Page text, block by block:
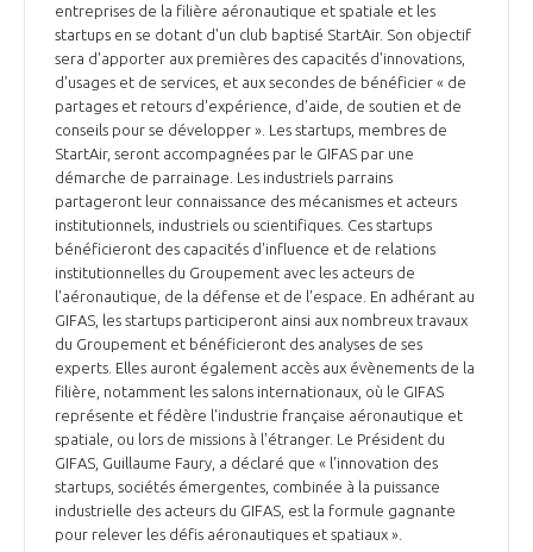
INTERNATIONALISATION
entreprises de la filière aéronautique et spatiale et les
startups en se dotant d'un club baptisé StartAir. Son objectif
sera d'apporter aux premières des capacités d'innovations,
d'usages et de services, et aux secondes de bénéficier « de
partages et retours d'expérience, d'aide, de soutien et de
conseils pour se développer ». Les startups, membres de
StartAir, seront accompagnées par le GIFAS par une
démarche de parrainage. Les industriels parrains
partageront leur connaissance des mécanismes et acteurs
institutionnels, industriels ou scientifiques. Ces startups
bénéficieront des capacités d'influence et de relations
institutionnelles du Groupement avec les acteurs de
l'aéronautique, de la défense et de l'espace. En adhérant au
GIFAS, les startups participeront ainsi aux nombreux travaux
du Groupement et bénéficieront des analyses de ses
experts. Elles auront également accès aux évènements de la
filière, notamment les salons internationaux, où le GIFAS
représente et fédère l'industrie française aéronautique et
spatiale, ou lors de missions à l'étranger. Le Président du
GIFAS, Guillaume Faury, a déclaré que « l'innovation des
startups, sociétés émergentes, combinée à la puissance
industrielle des acteurs du GIFAS, est la formule gagnante
pour relever les défis aéronautiques et spatiaux ».